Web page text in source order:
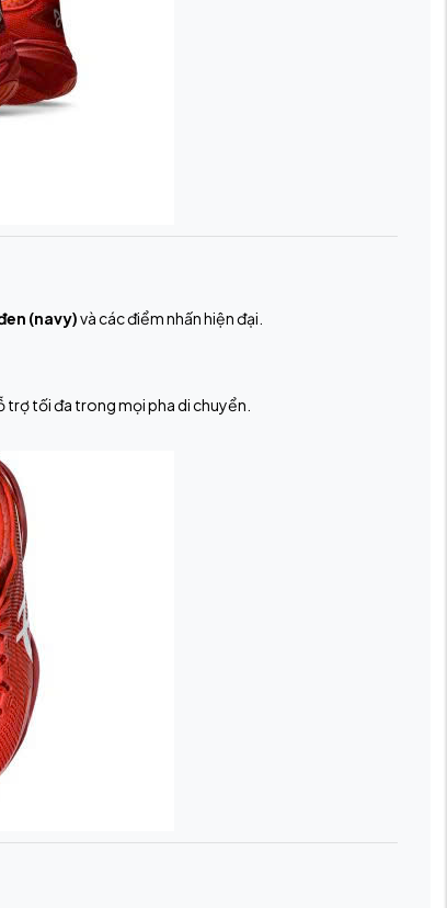
(navy)và các điểm nhấn hiện đại.
trợ tối đa trong mọi pha di chuyển.